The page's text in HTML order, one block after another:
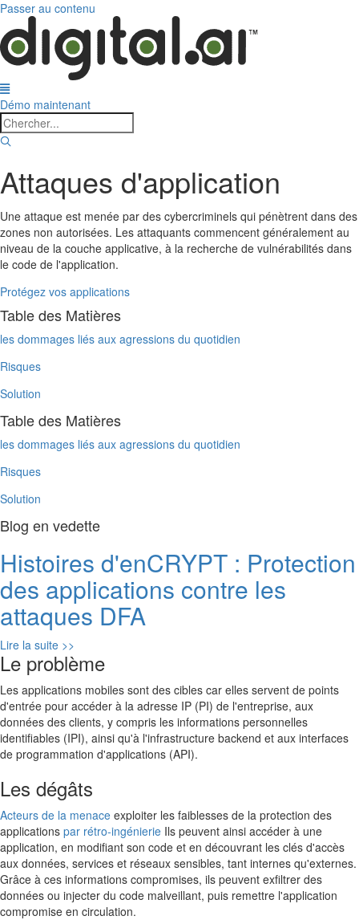
Passer au contenu
Démo maintenant
Attaques d'application
Une attaque est menée par des cybercriminels qui pénètrent dans des
zones non autorisées. Les attaquants commencent généralement au
niveau de la couche applicative, à la recherche de vulnérabilités dans
le code de l'application.
Protégez vos applications
Table des Matières
les dommages liés aux agressions du quotidien
Risques
Solution
Table des Matières
les dommages liés aux agressions du quotidien
Risques
Solution
Blog en vedette
Histoires d'enCRYPT : Protection
des applications contre les
attaques DFA
Lire la suite >>
propos
de
Tales
From
the
enCRYPT :
Protection
applications
les
attaques
DFA
Le problème
Les applications mobiles sont des cibles car elles servent de points
d'entrée pour accéder à la adresse IP (PI) de l'entreprise, aux
données des clients, y compris les informations personnelles
identifiables (IPI), ainsi qu'à l'infrastructure backend et aux interfaces
de programmation d'applications (API).
Les dégâts
Acteurs de la menace exploiter les faiblesses de la protection des
applications par rétro-ingénierie Ils peuvent ainsi accéder à une
application, en modifiant son code et en découvrant les clés d'accès
aux données, services et réseaux sensibles, tant internes qu'externes.
Grâce à ces informations compromises, ils peuvent exfiltrer des
données ou injecter du code malveillant, puis remettre l'application
compromise en circulation.